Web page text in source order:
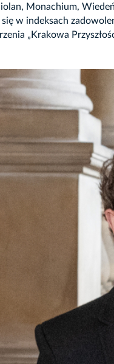
Monachium,
w indeksach
„Krakowa